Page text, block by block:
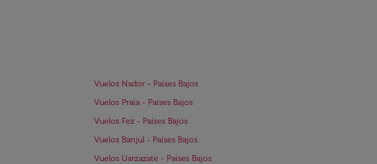
Vuelos Nador - Países Bajos
Vuelos Praia - Países Bajos
Vuelos Fez - Países Bajos
Vuelos Banjul - Países Bajos
Vuelos Uarzazate - Países Bajos